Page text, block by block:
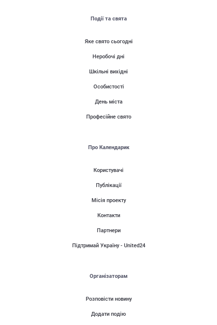
Події та свята
Яке свято сьогодні
Неробочі дні
Шкільні вихідні
Особистості
День міста
Професійне свято
Про Календарик
Користувачі
Публікації
Місія проекту
Контакти
Партнери
Підтримай Україну - United24
Організаторам
Розповісти новину
Додати подію